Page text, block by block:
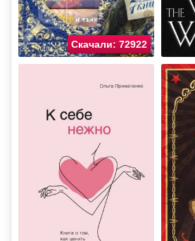
Скачали: 72922